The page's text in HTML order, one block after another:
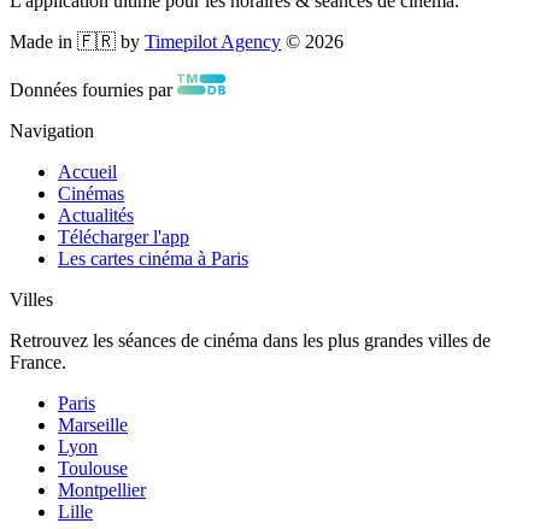
Made in 🇫🇷 by Timepilot Agency © 2026
Données fournies par
Navigation
Accueil
Cinémas
Actualités
Télécharger l'app
Les cartes cinéma à Paris
Villes
Retrouvez les séances de cinéma dans les plus grandes villes de
France.
Paris
Marseille
Lyon
Toulouse
Montpellier
Lille